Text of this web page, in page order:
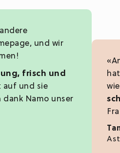
und wir
frisch und
auf und sie
Namo unser